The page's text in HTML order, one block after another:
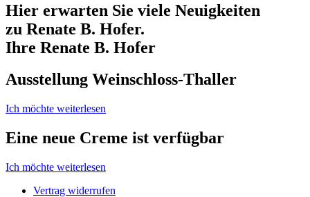
Hier erwarten Sie viele Neuigkeiten
zu Renate B. Hofer.
Ihre Renate B. Hofer
Ausstellung Weinschloss-Thaller
Ich möchte weiterlesen
Eine neue Creme ist verfügbar
Ich möchte weiterlesen
Vertrag widerrufen